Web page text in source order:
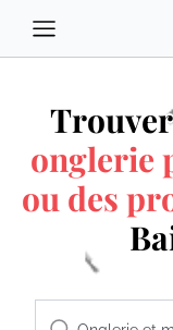
onglerie
ou des